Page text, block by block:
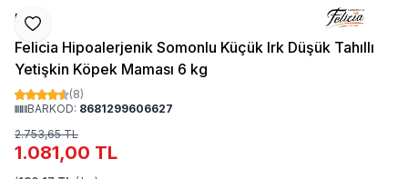
Favoriye Ekle
Felicia
Felicia Hipoalerjenik Somonlu Küçük Irk Düşük Tahıllı
Yetişkin Köpek Maması 6 kg
(8)
BARKOD: 8681299606627
2.753,65TL
1.081,00 TL